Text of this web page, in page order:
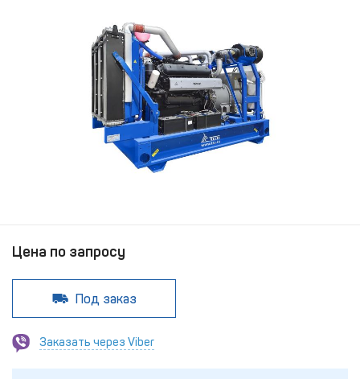
Цена по запросу
Под заказ
Заказать через Viber